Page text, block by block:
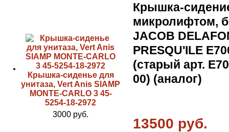
Крышка-сиденье для
унитаза, Vert Anis SIAMP
MONTE-CARLO 3 45-
5254-18-2972
3000 руб.
Крышка-
микролифтом,
JACOB
PRESQU'ILE
(старый арт.
00) (аналог)
13500 руб.